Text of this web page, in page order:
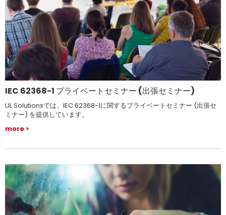
IEC 62368-1 プライベートセミナー (出張セミナー)
UL Solutionsでは、IEC 62368-1に関するプライベートセミナー (出張セ
ミナー) を提供しています。
more